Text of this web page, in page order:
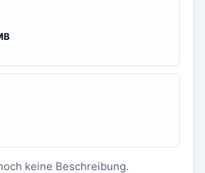
keine Beschreibung.